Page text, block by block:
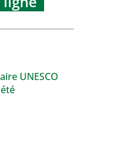
UNESCO